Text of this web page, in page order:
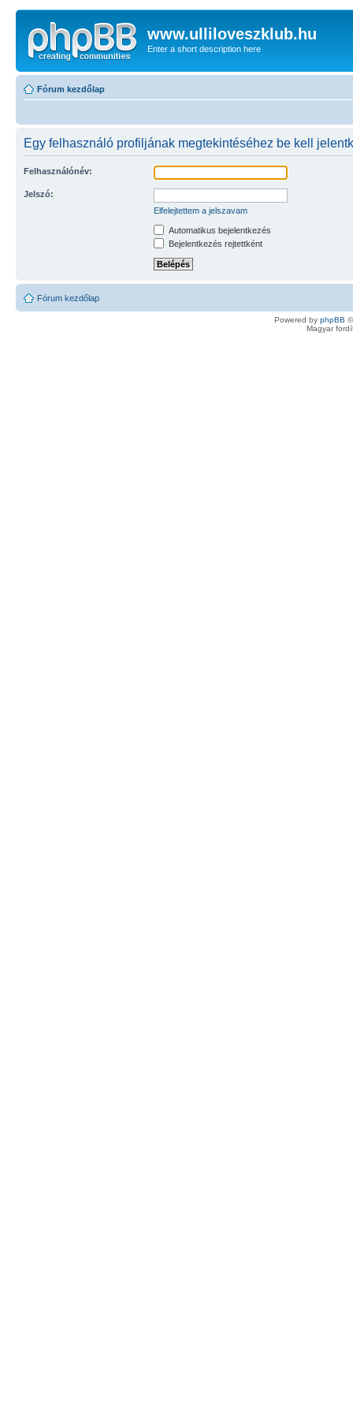
www.ulliloveszklub.hu
Enter a short description here
Fórum kezdőlap
Egy felhasználó profiljának megtekintéséhez be kell
Felhasználónév:
Jelszó:
Elfelejtettem a jelszavam
Automatikus bejelentkezés
Bejelentkezés rejtettként
Fórum kezdőlap
Powered by phpBB
Magyar